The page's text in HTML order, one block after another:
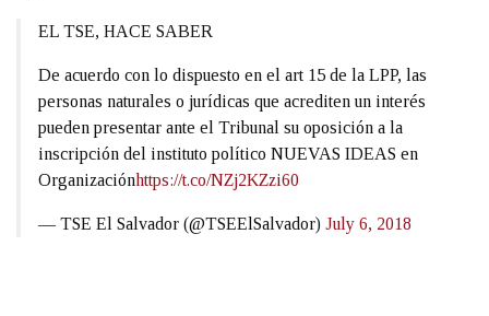
EL TSE, HACE SABER
De acuerdo con lo dispuesto en el art 15 de la LPP, las
personas naturales o jurídicas que acrediten un interés
pueden presentar ante el Tribunal su oposición a la
inscripción del instituto político NUEVAS IDEAS en
Organizaciónhttps://t.co/NZj2KZzi60
— TSE El Salvador (@TSEElSalvador) July 6, 2018